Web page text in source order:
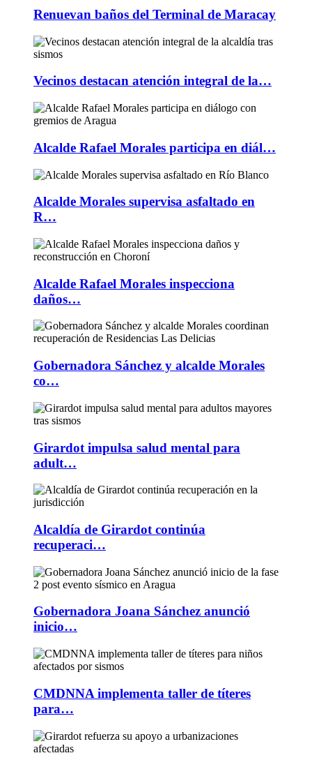
Renuevan baños del Terminal de Maracay
Vecinos destacan atención integral de la…
Alcalde Rafael Morales participa en diál…
Alcalde Morales supervisa asfaltado en
R…
Alcalde Rafael Morales inspecciona
daños…
Gobernadora Sánchez y alcalde Morales
co…
Girardot impulsa salud mental para
adult…
Alcaldía de Girardot continúa
recuperaci…
Gobernadora Joana Sánchez anunció
inicio…
CMDNNA implementa taller de títeres
para…